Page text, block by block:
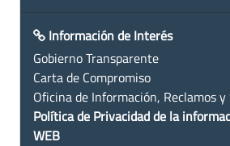
Información de Interés
Gobierno Transparente
Carta de Compromiso
Oficina de Información, Reclamos
Política de Privacidad de la
WEB